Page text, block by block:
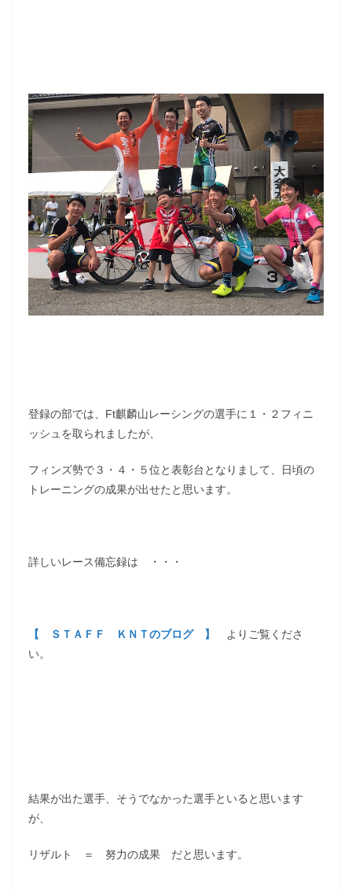
登録の部では、Ft麒麟山レーシングの選手に１・２フィニ
ッシュを取られましたが、
フィンズ勢で３・４・５位と表彰台となりまして、日頃の
トレーニングの成果が出せたと思います。
詳しいレース備忘録は ・・・
【 ＳＴＡＦＦ ＫＮＴのブログ 】
よりご覧くださ
い。
結果が出た選手、そうでなかった選手といると思います
が、
リザルト ＝ 努力の成果 だと思います。